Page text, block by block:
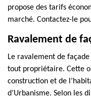
propose des tarifs
marché. Contactez-le
Ravalement de
Le ravalement de
tout propriétaire. Cette
construction et de
d’Urbanisme. Selon les